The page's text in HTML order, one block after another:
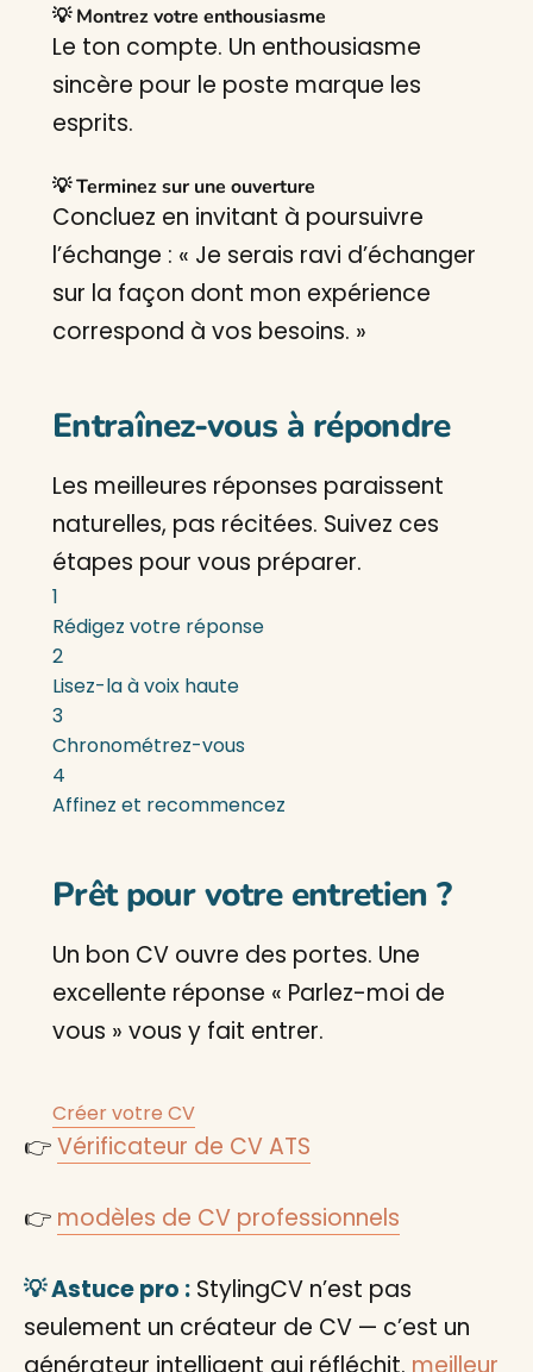
💡 Montrez votre enthousiasme
Le ton compte. Un enthousiasme
sincère pour le poste marque les
esprits.
💡 Terminez sur une ouverture
Concluez en invitant à poursuivre
l’échange : « Je serais ravi d’échanger
sur la façon dont mon expérience
correspond à vos besoins. »
Entraînez-vous à répondre
Les meilleures réponses paraissent
naturelles, pas récitées. Suivez ces
étapes pour vous préparer.
1
Rédigez votre réponse
2
Lisez-la à voix haute
3
Chronométrez-vous
4
Affinez et recommencez
Prêt pour votre entretien ?
Un bon CV ouvre des portes. Une
excellente réponse « Parlez-moi de
vous » vous y fait entrer.
Créer votre CV
👉Vérificateur de CV ATS
👉 modèles de CV professionnels
💡 Astuce pro : StylingCV n’est pas
seulement un créateur de CV — c’est un
générateur intelligent qui réfléchit. meilleur